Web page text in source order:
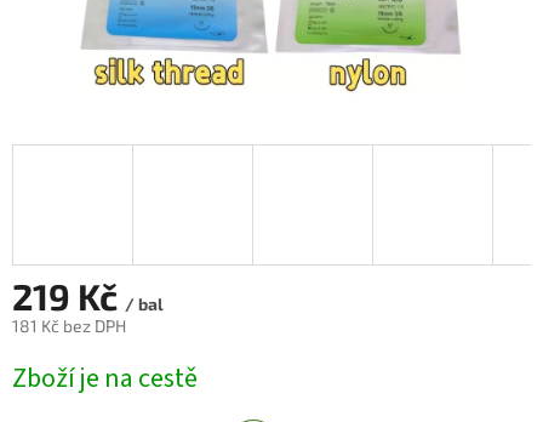
219 Kč / bal
181 Kč bez DPH
cena:
Zboží je na cestě